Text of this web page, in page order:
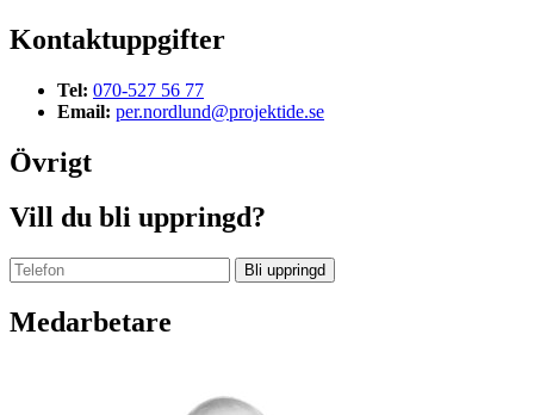
Kontaktuppgifter
Tel: 070-527 56 77
Email: per.nordlund@projektide.se
Övrigt
Vill du bli uppringd?
Bli uppringd
Medarbetare